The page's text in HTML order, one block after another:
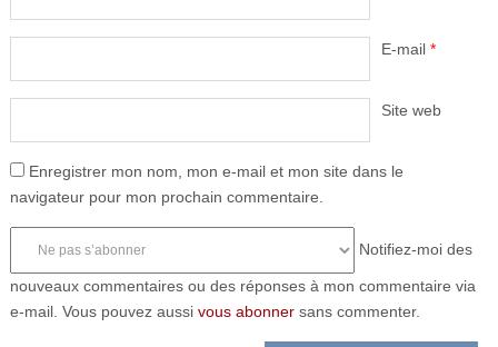
E-mail *
Site web
Enregistrer mon nom, mon e-mail et mon site dans le
navigateur pour mon prochain commentaire.
Notifiez-moi des
nouveaux commentaires ou des réponses à mon commentaire via
e-mail. Vous pouvez aussi vous abonnersans commenter.